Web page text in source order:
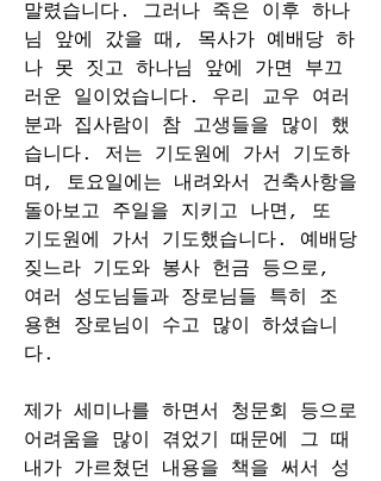
말렸습니다. 그러나 죽은 이후 하나
님 앞에 갔을 때, 목사가 예배당 하
나 못 짓고 하나님 앞에 가면 부끄
러운 일이었습니다. 우리 교우 여러
분과 집사람이 참 고생들을 많이 했
습니다. 저는 기도원에 가서 기도하
며, 토요일에는 내려와서 건축사항을
돌아보고 주일을 지키고 나면, 또
기도원에 가서 기도했습니다. 예배당
짖느라 기도와 봉사 헌금 등으로,
여러 성도님들과 장로님들 특히 조
용현 장로님이 수고 많이 하셨습니
다.
제가 세미나를 하면서 청문회 등으로
어려움을 많이 겪었기 때문에 그 때
내가 가르쳤던 내용을 책을 써서 성